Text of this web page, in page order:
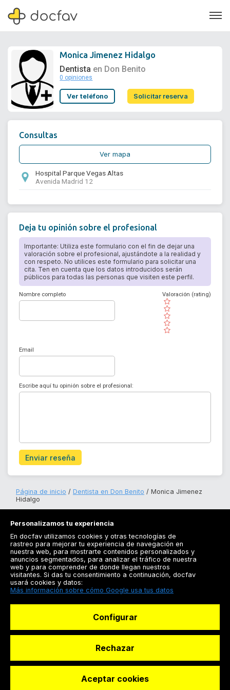
Soporte
Monica Jimenez Hidalgo
Dentista en Don Benito
0 opiniones
Ver teléfono Solicitar reserva
Consultas
Ver mapa
Hospital Parque Vegas Altas
Avenida Madrid 12
Deja tu opinión sobre el profesional
Importante: Utiliza este formulario con el fin de dejar una
valoración sobre el profesional, ajustándote a la realidad y
con respeto. No utilices este formulario para solicitar una
cita. Ten en cuenta que los datos introducidos serán
públicos para todas las personas que visiten este perfil.
Nombre completo
( )
( )
( )
( )
( )
Valoración (rating)
Email
Escribe aquí tu opinión sobre el profesional:
Enviar reseña
Página de inicio Dentista en Don Benito
Monica Jimenez
Hidalgo
Registrarse
Docfav
© Dashboard Technologies S.L
Personalizamos tu experiencia
En docfav utilizamos cookies y otras tecnologías de
rastreo para mejorar tu experiencia de navegación en
nuestra web, para mostrarte contenidos personalizados y
anuncios segmentados, para analizar el tráfico de nuestra
web y para comprender de donde llegan nuestros
visitantes. Si das tu consentimiento a continuación, docfav
usará cookies y datos:
Más información sobre cómo Google usa tus datos
Configurar
Rechazar
Aceptar cookies